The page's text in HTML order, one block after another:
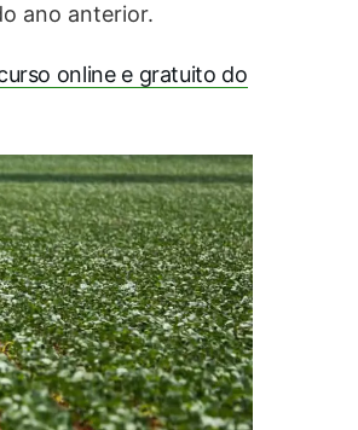
ano anterior.
online e gratuito do